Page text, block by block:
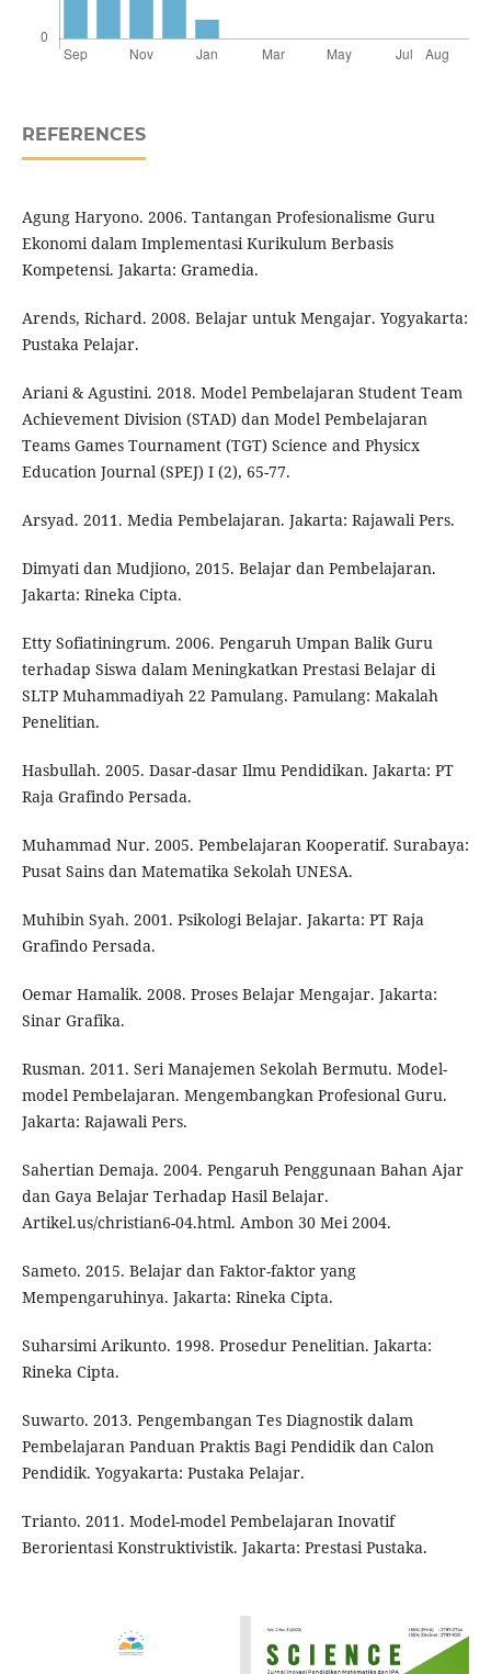
REFERENCES
Agung Haryono. 2006. Tantangan Profesionalisme Guru
Ekonomi dalam Implementasi Kurikulum Berbasis
Kompetensi. Jakarta: Gramedia.
Arends, Richard. 2008. Belajar untuk Mengajar. Yogyakarta:
Pustaka Pelajar.
Ariani & Agustini. 2018. Model Pembelajaran Student Team
Achievement Division (STAD) dan Model Pembelajaran
Teams Games Tournament (TGT) Science and Physicx
Education Journal (SPEJ) I (2), 65-77.
Arsyad. 2011. Media Pembelajaran. Jakarta: Rajawali Pers.
Dimyati dan Mudjiono, 2015. Belajar dan Pembelajaran.
Jakarta: Rineka Cipta.
Etty Sofiatiningrum. 2006. Pengaruh Umpan Balik Guru
terhadap Siswa dalam Meningkatkan Prestasi Belajar di
SLTP Muhammadiyah 22 Pamulang. Pamulang: Makalah
Penelitian.
Hasbullah. 2005. Dasar-dasar Ilmu Pendidikan. Jakarta: PT
Raja Grafindo Persada.
Muhammad Nur. 2005. Pembelajaran Kooperatif. Surabaya:
Pusat Sains dan Matematika Sekolah UNESA.
Muhibin Syah. 2001. Psikologi Belajar. Jakarta: PT Raja
Grafindo Persada.
Oemar Hamalik. 2008. Proses Belajar Mengajar. Jakarta:
Sinar Grafika.
Rusman. 2011. Seri Manajemen Sekolah Bermutu. Model-
model Pembelajaran. Mengembangkan Profesional Guru.
Jakarta: Rajawali Pers.
Sahertian Demaja. 2004. Pengaruh Penggunaan Bahan Ajar
dan Gaya Belajar Terhadap Hasil Belajar.
Artikel.us/christian6-04.html. Ambon 30 Mei 2004.
Sameto. 2015. Belajar dan Faktor-faktor yang
Mempengaruhinya. Jakarta: Rineka Cipta.
Suharsimi Arikunto. 1998. Prosedur Penelitian. Jakarta:
Rineka Cipta.
Suwarto. 2013. Pengembangan Tes Diagnostik dalam
Pembelajaran Panduan Praktis Bagi Pendidik dan Calon
Pendidik. Yogyakarta: Pustaka Pelajar.
Trianto. 2011. Model-model Pembelajaran Inovatif
Berorientasi Konstruktivistik. Jakarta: Prestasi Pustaka.